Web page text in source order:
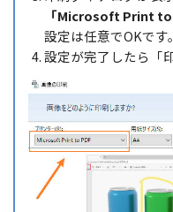
「Microsoft Print to
設定は任意でOKです。
設定が完了したら「